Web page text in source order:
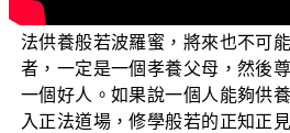
不能去供養報恩田，那表示他沒
法供養般若波羅蜜，將來也不可
者，一定是一個孝養父母，然後
一個好人。如果說一個人能夠供
入正法道場，修學般若的正知正